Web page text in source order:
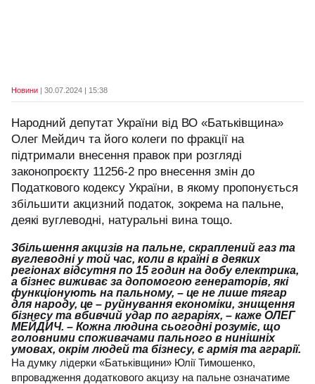
Новини | 30.07.2024 | 15:38
Народний депутат України від ВО «Батьківщина»
Олег Мейдич та його колеги по фракції на
підтримали внесення правок при розгляді
законопроєкту 11256-2 про внесення змін до
Податкового кодексу України, в якому пропонується
збільшити акцизний податок, зокрема на пальне,
деякі вуглеводні, натуральні вина тощо.
Збільшення акцизів на пальне, скраплений газ та
вуглеводні у той час, коли в країні в деяких
регіонах відсутня по 15 годин на добу електрика,
а бізнес виживає за допомогою генераторів, які
функціонують на пальному, – це не лише тягар
для народу, це – руйнування економіки, знищення
бізнесу та вбивчий удар по аграріях, – каже ОЛЕГ
МЕЙДИЧ. – Кожна людина сьогодні розуміє, що
головними споживачами пального в нинішніх
умовах, окрім людей та бізнесу, є армія та аграрії.
На думку лідерки «Батьківщини» Юлії Тимошенко,
впровадження додаткового акцизу на пальне означатиме